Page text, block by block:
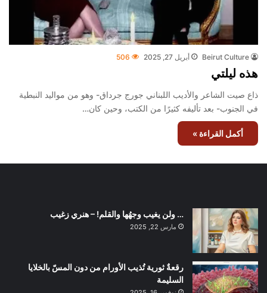
Beirut Culture أبريل 27, 2025 506
هذه ليلتي
ذاع صيت الشاعر والأديب اللبناني جورج جرداق- وهو من مواليد النبطية
في الجنوب- بعد تأليفه كثيرًا من الكتب، وحين كان…
أكمل القراءة »
… ولن يغيب وجهُها والقلم! – هنري زغيب
مارس 22, 2025
رقعةٌ ثورية تُذيب الأورام من دون المسّ بالخلايا
السليمة